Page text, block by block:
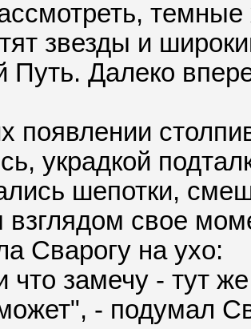
звезды и
Путь. Далеко
украдкой
шепотки,
свое
Сварогу на ухо:
замечу - тут же
- подумал